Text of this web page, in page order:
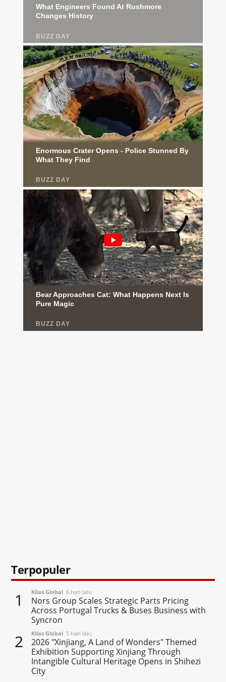
Terpopuler
1 Kilas Global 6 hari lalu
Nors Group Scales Strategic Parts Pricing
Across Portugal Trucks & Buses Business with
Syncron
2 Kilas Global 5 hari lalu
2026 "Xinjiang, A Land of Wonders" Themed
Exhibition Supporting Xinjiang Through
Intangible Cultural Heritage Opens in Shihezi
City